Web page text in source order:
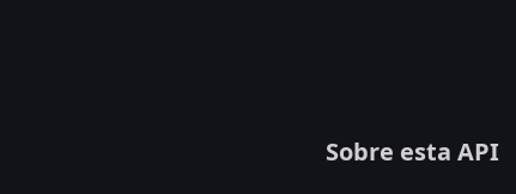
Sobre esta API